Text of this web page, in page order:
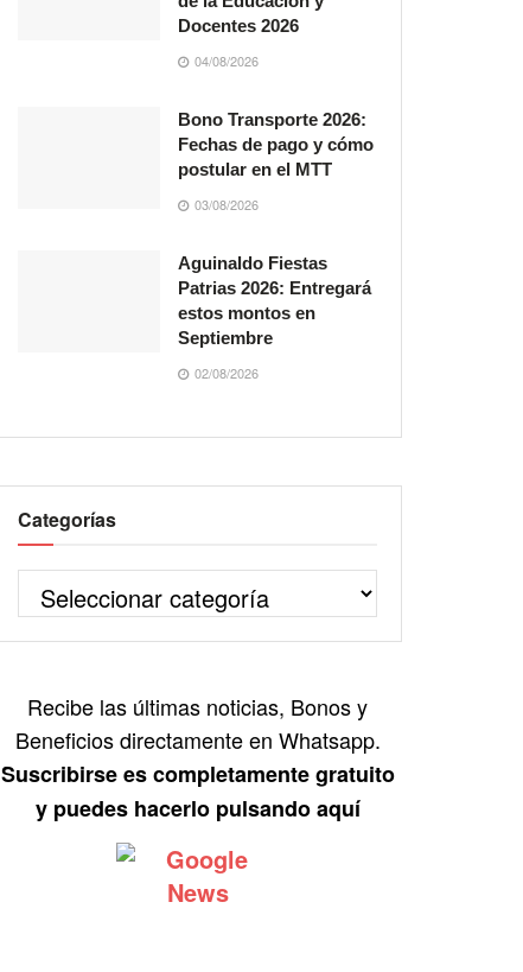
Docentes 2026
04/08/2026
Bono Transporte 2026:
Fechas de pago y cómo
postular en el MTT
03/08/2026
Aguinaldo Fiestas
Patrias 2026: Entregará
estos montos en
Septiembre
02/08/2026
Categorías
Recibe las últimas noticias, Bonos y
Beneficios directamente en Whatsapp.
Suscribirse es completamente gratuito
y puedes hacerlo pulsando aquí